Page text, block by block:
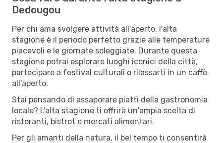
Dedougou
Per chi ama svolgere attività all'aperto, l'alta
stagione è il periodo perfetto grazie alle temperature
piacevoli e le giornate soleggiate. Durante questa
stagione potrai esplorare luoghi iconici della città,
partecipare a festival culturali o rilassarti in un caffè
all'aperto.
Stai pensando di assaporare piatti della gastronomia
locale? L'alta stagione ti offrirà un'ampia scelta di
ristoranti, bistrot e mercati alimentari.
Per gli amanti della natura, il bel tempo ti consentirà